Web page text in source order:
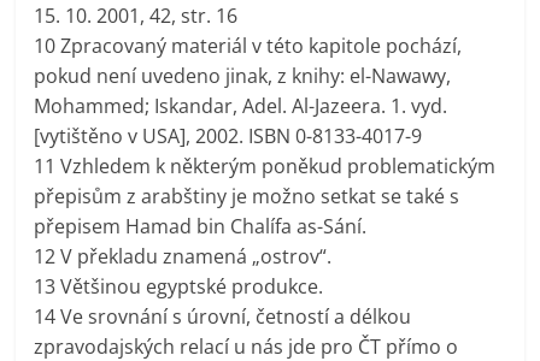
15. 10. 2001, 42, str. 16
10 Zpracovaný materiál v této kapitole pochází,
pokud není uvedeno jinak, z knihy: el-Nawawy,
Mohammed; Iskandar, Adel. Al-Jazeera. 1. vyd.
[vytištěno v USA], 2002. ISBN 0-8133-4017-9
11 Vzhledem k některým poněkud problematickým
přepisům z arabštiny je možno setkat se také s
přepisem Hamad bin Chalífa as-Sání.
12 V překladu znamená „ostrov“.
13 Většinou egyptské produkce.
14 Ve srovnání s úrovní, četností a délkou
zpravodajských relací u nás jde pro ČT přímo o